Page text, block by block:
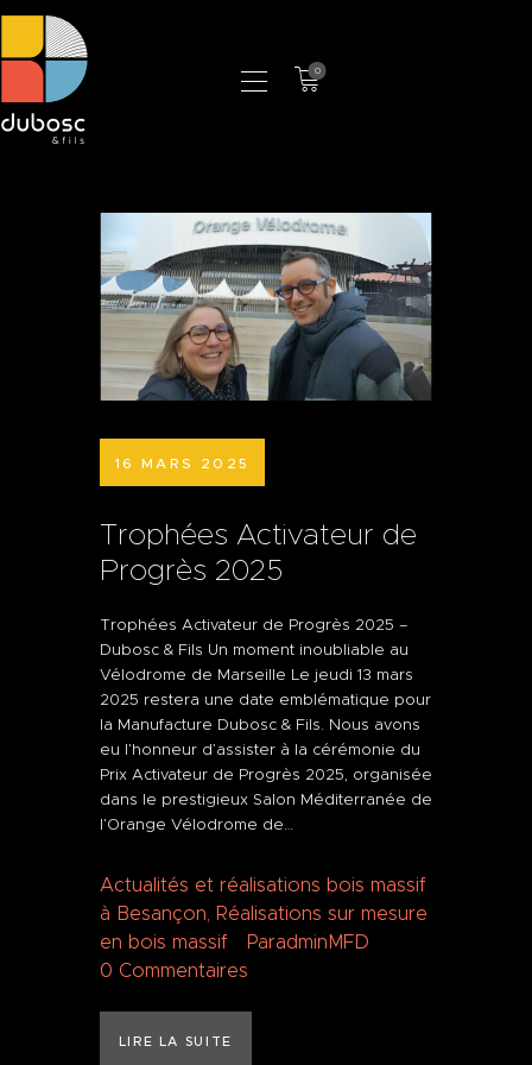
0
PROFESSIONNELS
CONTACT
16 MARS 2025
Trophées Activateur de
Progrès 2025
Trophées Activateur de Progrès 2025 –
Dubosc & Fils Un moment inoubliable au
Vélodrome de Marseille Le jeudi 13 mars
2025 restera une date emblématique pour
la Manufacture Dubosc & Fils. Nous avons
eu l’honneur d’assister à la cérémonie du
Prix Activateur de Progrès 2025, organisée
dans le prestigieux Salon Méditerranée de
l’Orange Vélodrome de…
Actualités et réalisations bois massif
à Besançon Réalisations sur mesure
en bois massif
ParadminMFD
0 Commentaires
LIRE LA SUITE